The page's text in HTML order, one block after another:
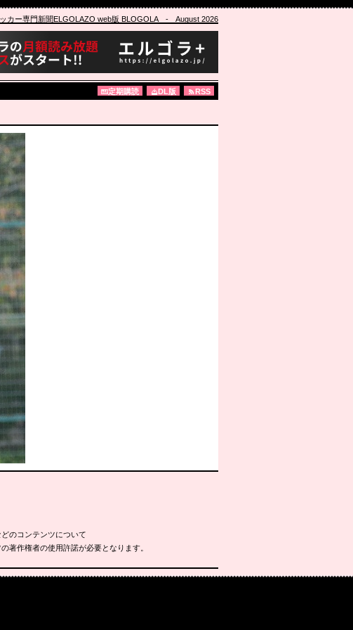
カー専門新聞ELGOLAZO web版 BLOGOLA- August 2026
定期購読 DL版 RSS
のコンテンツについて
著作権者の使用許諾が必要となります。